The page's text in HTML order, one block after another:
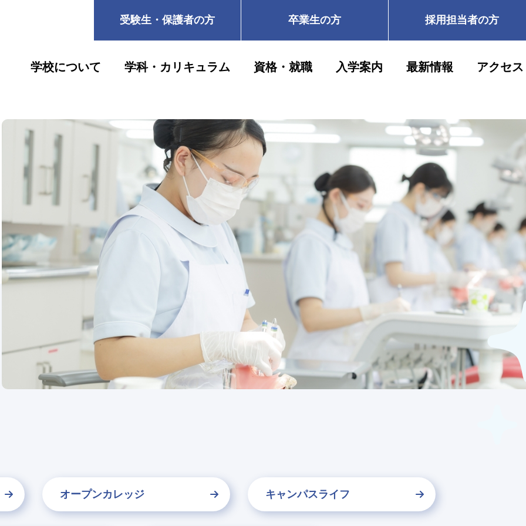
学校について 学科・カリキュラム 資格・就職 入学案内 最新情報 アクセス
受験生・保護者の方 卒業生の方 採用担当者の方
オープンカレッジ キャンパスライフ